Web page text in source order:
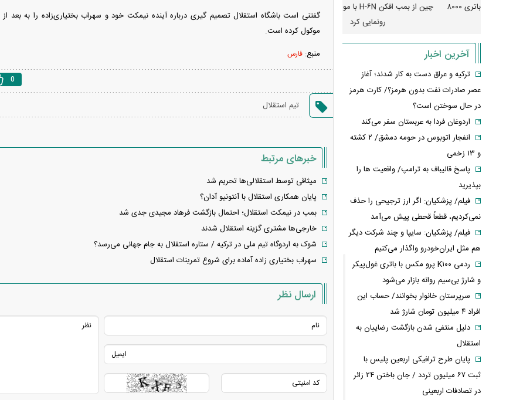
گفتنی است باشگاه استقلال تصمیم گیری درباره آینده نیمکت خود و سهراب بختیاری‌زاده را به بعد
موکول کرده است.
منبع: فارس
0
تیم استقلال
خبرهای مرتبط
میثاقی توسط استقلالی‌ها تحریم شد
پایان همکاری استقلال با آنتونیو آدان؟
بمب در نیمکت استقلال؛ احتمال بازگشت فرهاد مجیدی جدی شد
خارجی‌ها مشتری گزینه استقلال شدند
شوک به اردوگاه تیم ملی در ترکیه / ستاره استقلال به جام جهانی می‌رسد؟
سهراب بختیاری زاده آماده برای شروع تمرینات استقلال
ارسال نظر
چین از بمب افکن H-۶N با موشک هسته‌ای
کدامیک بیشتر است؟
میلی‌آمپرساعتی
آخرین اخبار
ترکیه و عراق دست به کار شدند؛ آغاز
عصر صادرات نفت بدون هرمز؟/ کارت هرمز
در حال سوختن است؟
اردوغان فردا به عربستان سفر می‌کند
انفجار اتوبوس در حومه دمشق/ ۲ کشته
و ۱۳ زخمی
پاسخ قالیباف به ترامپ/ واقعیت ها را
بپذیرید
فیلم/ پزشکیان: اگر ارز ترجیحی را حذف
نمی‌کردیم، قطعاً قحطی پیش می‌آمد
فیلم/ پزشکیان: سایپا و چند شرکت دیگر
هم مثل ایران‌خودرو واگذار می‌کنیم
ردمی K۱۰۰ پرو مکس با باتری غول‌پیکر
و شارژ بی‌سیم روانه بازار می‌شود
سرپرستان خانوار بخوانند/ حساب این
افراد ۴ میلیون تومان شارژ شد
دلیل منتفی شدن بازگشت رضاییان به
استقلال
پایان طرح ترافیکی اربعین پلیس با
ثبت ۶۷ میلیون تردد / جان باختن ۲۴ زائر
در تصادفات اربعینی